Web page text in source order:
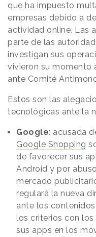
que ha impuesto
empresas debido a
actividad online. Las
parte de las
investigan sus
vivieron su momento
ante Comité
Estos son las
tecnológicas ante la
Google: acusada
Google Shopping
de favorecer sus
Android y por
mercado
regulará la nueva
ante los
los criterios con
sus apps en los